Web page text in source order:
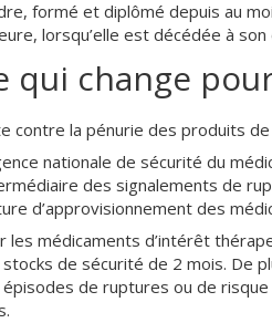
formé et diplômé depuis au
lorsqu’elle est décédée à
qui change
contre la pénurie des produits
nationale de sécurité du
des signalements de
d’approvisionnement des
les médicaments d’intérêt
de sécurité de 2 mois. De
de ruptures ou de risque